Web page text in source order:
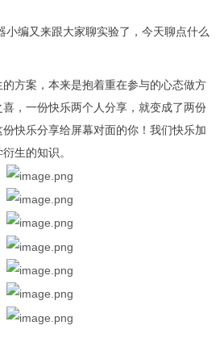
小编又来跟大家聊实验了，今天聊点什么
方案，本来是抱着重在参与的心态做方
，一份快乐两个人分享，就变成了两份
快乐分享给屏幕对面的你！我们快乐加
生的知识。